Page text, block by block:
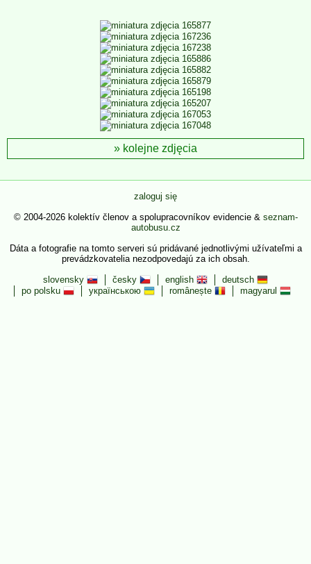
kolejne zdjęcia
zaloguj się
© 2004-2026 kolektív členov a spolupracovníkov evidencie & seznam-
autobusu.cz
Dáta a fotografie na tomto serveri sú pridávané jednotlivými užívateľmi a
prevádzkovatelia nezodpovedajú za ich obsah.
slovensky
česky english
deutsch
po polsku
українською românește magyarul